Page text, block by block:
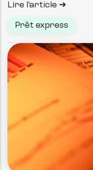
Lire l'article
Prêt express